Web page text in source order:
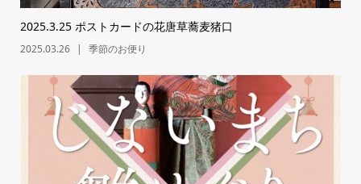
2025.3.25 ポストカードの花唐草蕎麦猪口
2025.03.26 季節のお便り